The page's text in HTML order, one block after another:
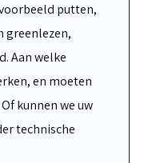
putten,
greenlezen,
Aan welke
en moeten
kunnen we uw
technische